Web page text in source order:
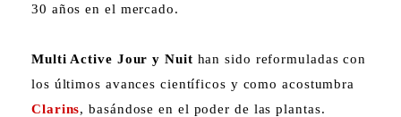
30 años en el mercado.
Multi Active Jour y Nuit han sido reformuladas con
los últimos avances científicos y como acostumbra
Clarins, basándose en el poder de las plantas.